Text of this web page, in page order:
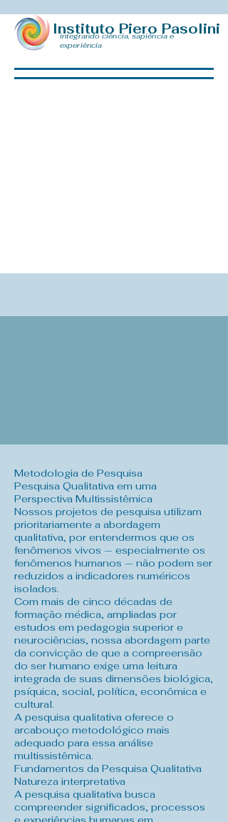
integrando ciência, sapiência e
experiência
Instituto Piero Pasolini
Metodologia de Pesquisa
Pesquisa Qualitativa em uma
Perspectiva Multissistêmica
Nossos projetos de pesquisa utilizam
prioritariamente a abordagem
qualitativa, por entendermos que os
fenômenos vivos — especialmente os
fenômenos humanos — não podem ser
reduzidos a indicadores numéricos
isolados.
Com mais de cinco décadas de
formação médica, ampliadas por
estudos em pedagogia superior e
neurociências, nossa abordagem parte
da convicção de que a compreensão
do ser humano exige uma leitura
integrada de suas dimensões biológica,
psíquica, social, política, econômica e
cultural.
A pesquisa qualitativa oferece o
arcabouço metodológico mais
adequado para essa análise
multissistêmica.
Fundamentos da Pesquisa Qualitativa
Natureza interpretativa
A pesquisa qualitativa busca
compreender significados, processos